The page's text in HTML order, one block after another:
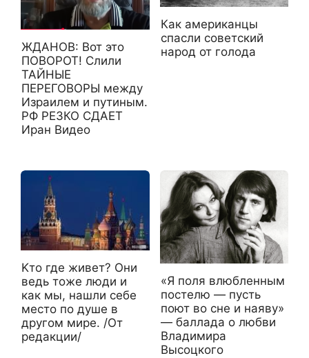
ЖДАНОВ: Вот это
ПОВОРОТ! Слили
ТАЙНЫЕ
ПЕРЕГОВОРЫ между
Израилем и путиным.
РФ РЕЗКО СДАЕТ
Иран Видео
Как американцы
спасли советский
народ от голода
Kто где живет? Они
ведь тоже люди и
как мы, нашли себе
место по душе в
другом мире. /От
редакции/
«Я поля влюбленным
постелю — пусть
поют во сне и наяву»
— баллада о любви
Владимира
Высоцкого